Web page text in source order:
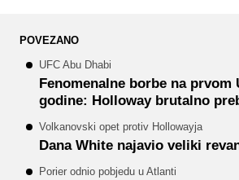
POVEZANO
UFC Abu Dhabi
Fenomenalne borbe na prvom
godine: Holloway brutalno
Volkanovski opet protiv Hollowayja
Dana White najavio veliki
Porier odnio pobjedu u Atlanti